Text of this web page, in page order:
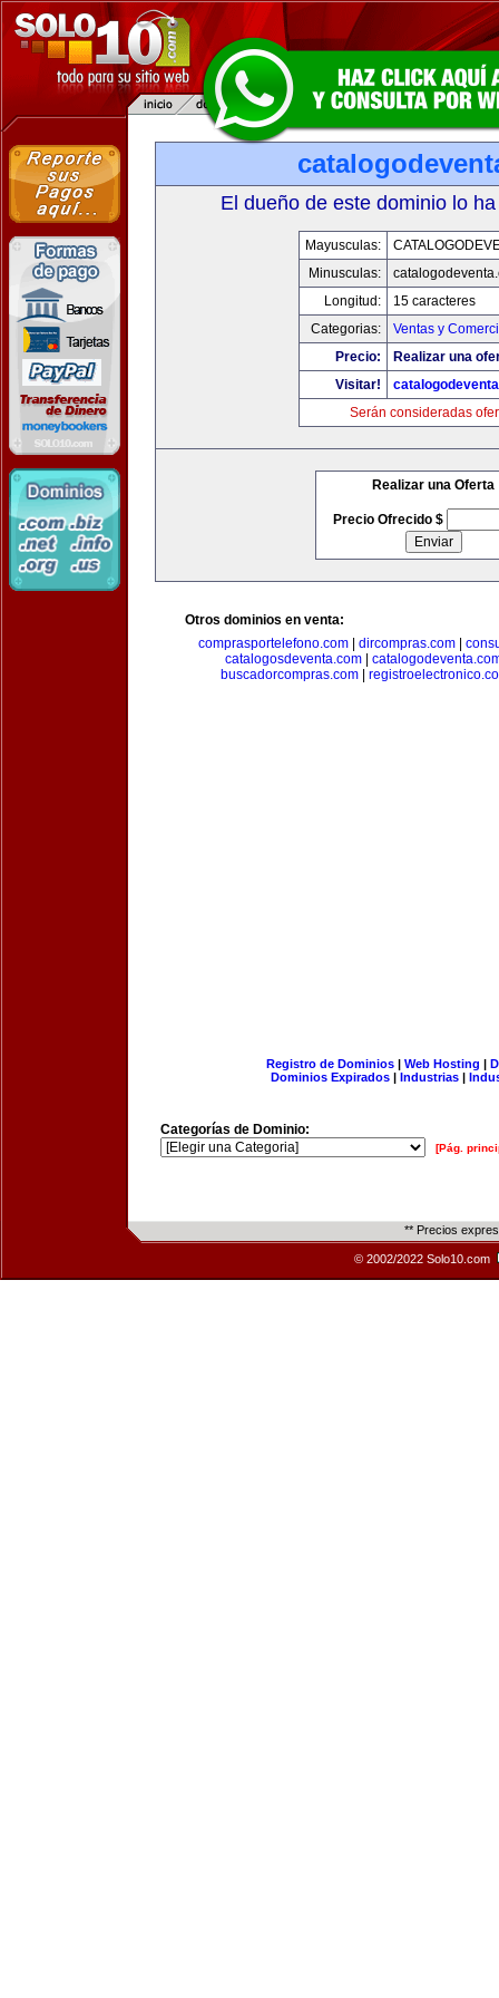
El dueño de este dominio lo
Mayusculas:
Minusculas:
Longitud:
15 caracteres
Categorias:
Ventas y
Precio:
Realizar una
Visitar!
Serán consideradas
Realizar una Oferta
Precio Ofrecido $
Otros dominios en venta:
comprasportelefono.com
dircompras.com
catalogosdeventa.com
buscadorcompras.com
Registro de Dominios| Web Hosting |
Dominios Expirados | Industrias |
Categorías de Dominio:
[Pág.
** Precios
© 2002/2022 Solo10.com